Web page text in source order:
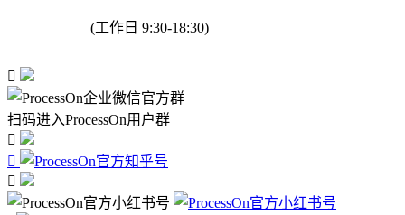
(工作日 9:30-18:30)

扫码进入ProcessOn用户群


